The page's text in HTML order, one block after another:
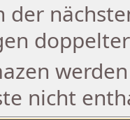
der
nicht